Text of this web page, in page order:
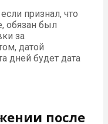
признал, что
обязан был
за
датой
дней будет дата
после